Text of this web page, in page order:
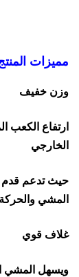
مميزات
وزن خفيف
ارتفاع الكعب
الخارجي
حيث تدعم قدم
المشي والحركة
غلاف قوي
ويسهل المشي